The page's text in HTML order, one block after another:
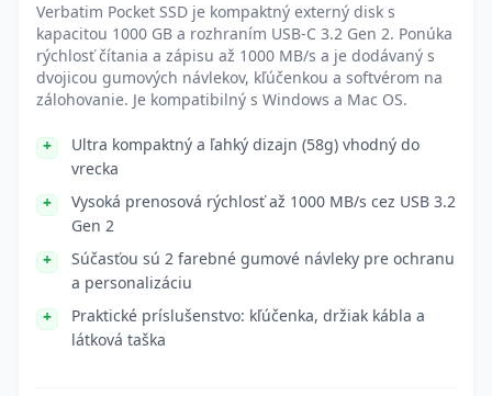
Verbatim Pocket SSD je kompaktný externý disk s
kapacitou 1000 GB a rozhraním USB-C 3.2 Gen 2. Ponúka
rýchlosť čítania a zápisu až 1000 MB/s a je dodávaný s
dvojicou gumových návlekov, kľúčenkou a softvérom na
zálohovanie. Je kompatibilný s Windows a Mac OS.
Ultra kompaktný a ľahký dizajn (58g) vhodný do
vrecka
Vysoká prenosová rýchlosť až 1000 MB/s cez USB 3.2
Gen 2
Súčasťou sú 2 farebné gumové návleky pre ochranu
a personalizáciu
Praktické príslušenstvo: kľúčenka, držiak kábla a
látková taška